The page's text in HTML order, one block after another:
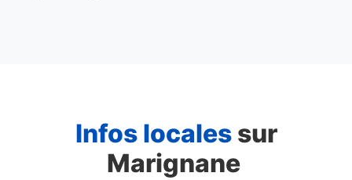
Infos localessur
Marignane